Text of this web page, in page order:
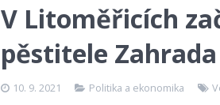
V Litoměřicích
pěstitele Zahrada
10. 9. 2021 Politika a ekonomika